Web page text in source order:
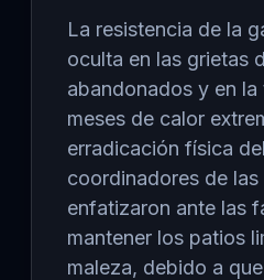
La resistencia de la
oculta en las grietas
abandonados y en
meses de calor
erradicación física
coordinadores de
enfatizaron ante las
mantener los patios
maleza, debido a